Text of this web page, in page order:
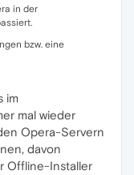
in der
bzw. eine
im
mal wieder
Opera-Servern
davon
Offline-Installer